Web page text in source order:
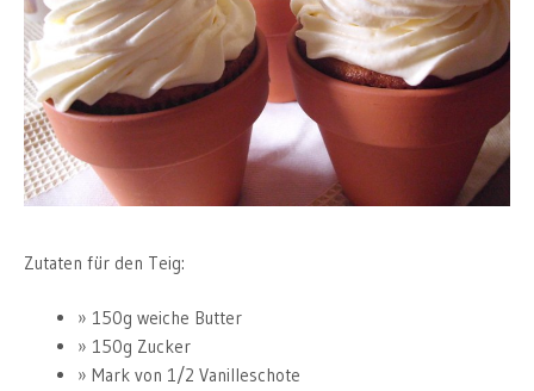
Zutaten für den Teig:
150g weiche Butter
150g Zucker
Mark von 1/2 Vanilleschote